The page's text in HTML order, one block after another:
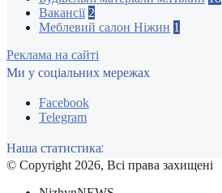
Вакансії 2
Меблевий салон Ніжин 1
Реклама на сайті
Ми у соціальних мережах
Facebook
Telegram
Наша статистика:
© Copyright 2026, Всі права захищені